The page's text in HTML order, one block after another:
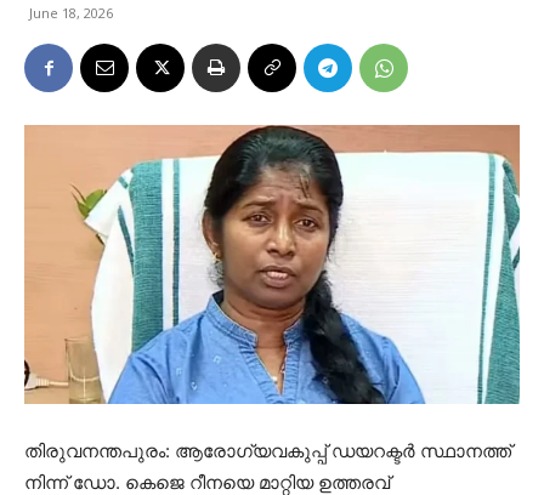
June 18, 2026
തിരുവനന്തപുരം: ആരോഗ്യവകുപ്പ് ഡയറക്ടര്‍ സ്ഥാനത്ത്
നിന്ന് ഡോ. കെജെ റീനയെ മാറ്റിയ ഉത്തരവ്